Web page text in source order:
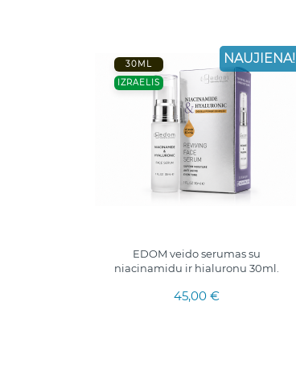
30ML
IZRAELIS
EDOM veido serumas su
niacinamidu ir hialuronu 30ml.
45,00 €
NAUJIENA!